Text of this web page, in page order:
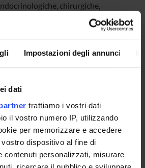
Impostazioni degli annunci
dati
trattiamo i vostri dati
il vostro numero IP, utilizzando
per memorizzare e accedere
dispositivo al fine di
contenuti personalizzati, misurare
chirurgiche,
Castello
Meneguzzo -Sara Patuzzo
Pellini- Marianna Purgato-
Zanotto